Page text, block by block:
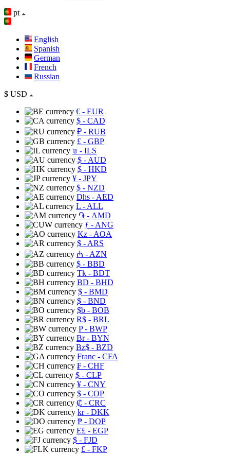
pt
English
Spanish
German
French
Russian
$ USD
€ - EUR
$ - CAD
₽ - RUB
£ - GBP
₪ - ILS
$ - AUD
$ - HKD
¥ - JPY
$ - NZD
Dhs - AED
L - ALL
֏ - AMD
ƒ - ANG
Kz - AOA
$ - ARS
₼ - AZN
$ - BBD
Tk - BDT
BD - BHD
$ - BMD
$ - BND
$b - BOB
R$ - BRL
P- BWP
Br- BYN
Bz$ - BZD
Franc - CFA
₣ - CHF
$ - CLP
¥ - CNY
$ - COP
₡ - CRC
kr- DKK
₱ - DOP
E£ - EGP
$ - FJD
£ - FKP